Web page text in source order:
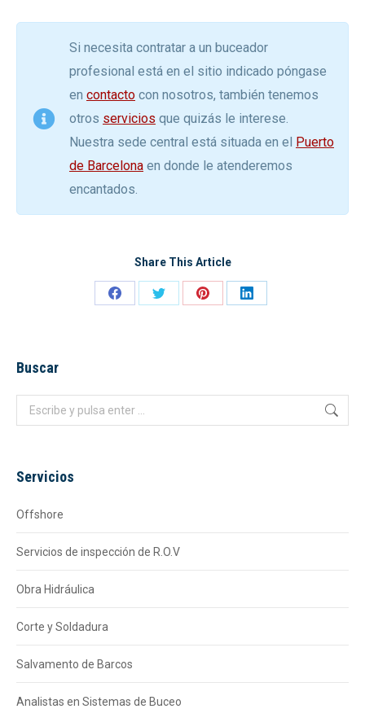
Si necesita contratar a un buceador
profesional está en el sitio indicado póngase
en contacto con nosotros, también tenemos
otros servicios que quizás le interese.
Nuestra sede central está situada en el Puerto
de Barcelona en donde le atenderemos
encantados.
Share This Article
Share
Share
Share
Share
Buscar
Buscar:
Servicios
Offshore
Servicios de inspección de R.O.V
Obra Hidráulica
Corte y Soldadura
Salvamento de Barcos
Analistas en Sistemas de Buceo